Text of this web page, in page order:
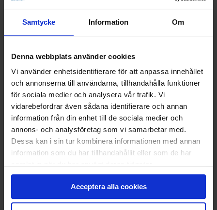
Samtycke Information Om
Denna webbplats använder cookies
Vi använder enhetsidentifierare för att anpassa innehållet
och annonserna till användarna, tillhandahålla funktioner
för sociala medier och analysera vår trafik. Vi
vidarebefordrar även sådana identifierare och annan
information från din enhet till de sociala medier och
annons- och analysföretag som vi samarbetar med.
Dessa kan i sin tur kombinera informationen med annan
information som du har tillhandahållit eller som de har
Acceptera alla cookies
Färg - Grön - RAL 6009
LÄGG TILL
STANDARDMONTAGE
Vi monterar och CE-märker din nya port.
Den gamla tar vi med och återvinner åt dig.
Klicka härför att se vad som ingår i ett
standardmontage.
Pris 22 138KR